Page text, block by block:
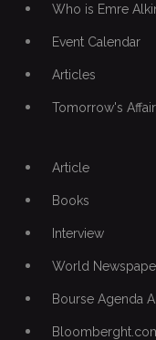
Who is Emre
Event Calendar
Articles
Tomorrow's
Article
Books
Interview
World
Bourse Agenda